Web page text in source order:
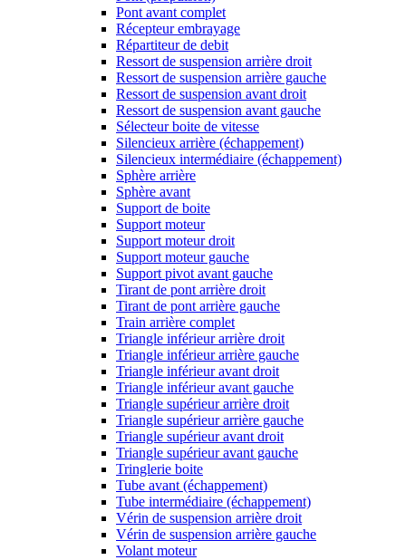
Pont avant complet
Récepteur embrayage
Répartiteur de debit
Ressort de suspension arrière droit
Ressort de suspension arrière gauche
Ressort de suspension avant droit
Ressort de suspension avant gauche
Sélecteur boite de vitesse
Silencieux arrière (échappement)
Silencieux intermédiaire (échappement)
Sphère arrière
Sphère avant
Support de boite
Support moteur
Support moteur droit
Support moteur gauche
Support pivot avant gauche
Tirant de pont arrière droit
Tirant de pont arrière gauche
Train arrière complet
Triangle inférieur arrière droit
Triangle inférieur arrière gauche
Triangle inférieur avant droit
Triangle inférieur avant gauche
Triangle supérieur arrière droit
Triangle supérieur arrière gauche
Triangle supérieur avant droit
Triangle supérieur avant gauche
Tringlerie boite
Tube avant (échappement)
Tube intermédiaire (échappement)
Vérin de suspension arrière droit
Vérin de suspension arrière gauche
Volant moteur